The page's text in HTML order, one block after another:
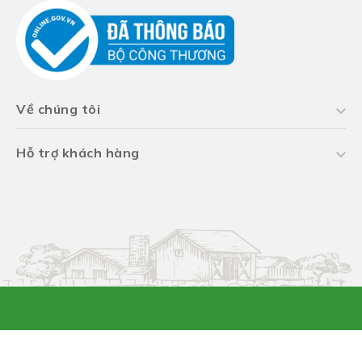
Về chúng tôi
Hỗ trợ khách hàng